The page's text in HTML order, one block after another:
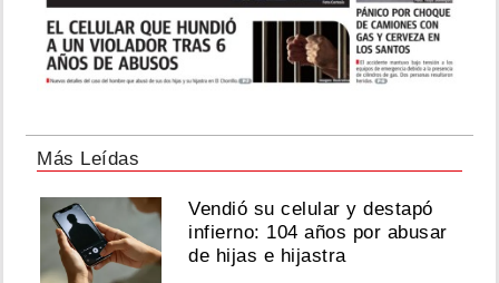
Más Leídas
Vendió su celular y destapó
infierno: 104 años por abusar
de hijas e hijastra